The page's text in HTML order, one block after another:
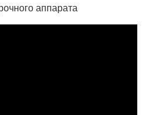
аппарата